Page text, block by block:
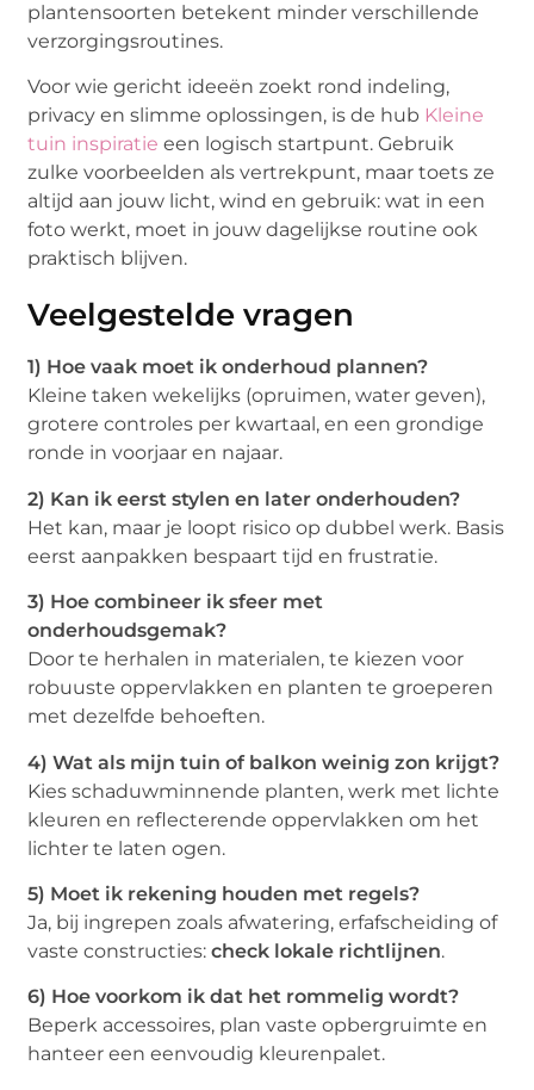
plantensoorten betekent minder verschillende
verzorgingsroutines.
Voor wie gericht ideeën zoekt rond indeling,
privacy en slimme oplossingen, is de hub Kleine
tuin inspiratie een logisch startpunt. Gebruik
zulke voorbeelden als vertrekpunt, maar toets ze
altijd aan jouw licht, wind en gebruik: wat in een
foto werkt, moet in jouw dagelijkse routine ook
praktisch blijven.
Veelgestelde vragen
1) Hoe vaak moet ik onderhoud plannen?
Kleine taken wekelijks (opruimen, water geven),
grotere controles per kwartaal, en een grondige
ronde in voorjaar en najaar.
2) Kan ik eerst stylen en later onderhouden?
Het kan, maar je loopt risico op dubbel werk. Basis
eerst aanpakken bespaart tijd en frustratie.
3) Hoe combineer ik sfeer met
onderhoudsgemak?
Door te herhalen in materialen, te kiezen voor
robuuste oppervlakken en planten te groeperen
met dezelfde behoeften.
4) Wat als mijn tuin of balkon weinig zon krijgt?
Kies schaduwminnende planten, werk met lichte
kleuren en reflecterende oppervlakken om het
lichter te laten ogen.
5) Moet ik rekening houden met regels?
Ja, bij ingrepen zoals afwatering, erfafscheiding of
vaste constructies:check lokale richtlijnen.
6) Hoe voorkom ik dat het rommelig wordt?
Beperk accessoires, plan vaste opbergruimte en
hanteer een eenvoudig kleurenpalet.